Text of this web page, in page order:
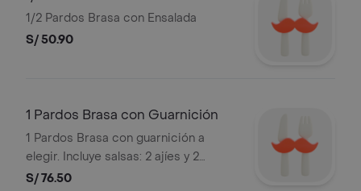
1/2 Pardos Brasa con Ensalada
S/ 50.90
1 Pardos Brasa con Guarnición
1 Pardos Brasa con guarnición a
elegir. Incluye salsas: 2 ajíes y 2
mayonesas.
S/ 76.50